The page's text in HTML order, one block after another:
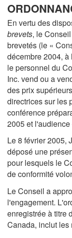
En vertu des
brevets, le
brevetés (le «
décembre 2004,
le personnel du
Inc. vend ou a
des prix
directrices sur les
conférence
2005 et
Le 8 février 2005,
déposé une
pour lesquels le
de conformité
Le Conseil a
l'engagement.
enregistrée à titre
Canada, inclut les